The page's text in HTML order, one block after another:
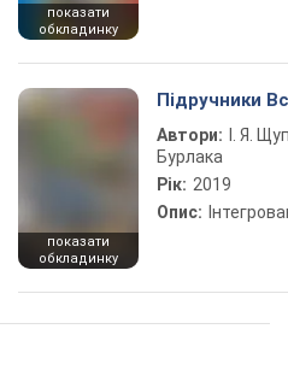
показати
обкладинку
показати
обкладинку
Підручники
Автори:
І. Я.
Бурлака
Рік: 2019
Опис: